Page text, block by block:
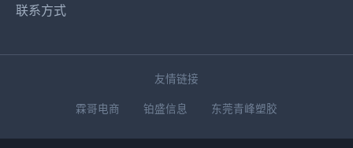
联系方式
友情链接
霖哥电商
铂盛信息 东莞青峰塑胶